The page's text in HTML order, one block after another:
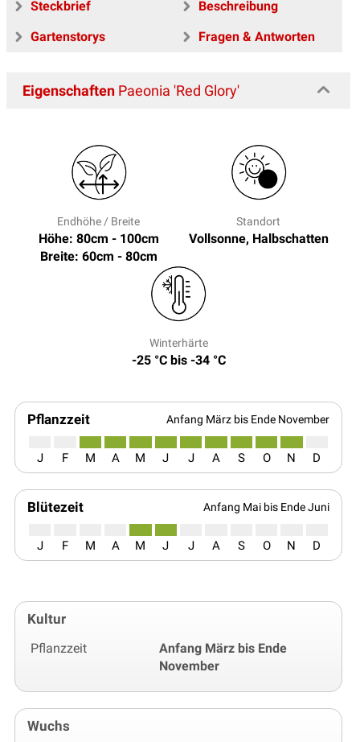
Steckbrief
Beschreibung
Gartenstorys
Fragen & Antworten
Eigenschaften Paeonia 'Red Glory'
Endhöhe / Breite
Höhe: 80cm - 100cm
Breite: 60cm - 80cm
Standort
Vollsonne, Halbschatten
Winterhärte
-25 °C bis -34 °C
Pflanzzeit Anfang März bis Ende November
J F M A M J J A S O N D
Blütezeit Anfang Mai bis Ende Juni
J F M A M J J A S O N D
Kultur
Pflanzzeit
Anfang März bis Ende
November
Wuchs